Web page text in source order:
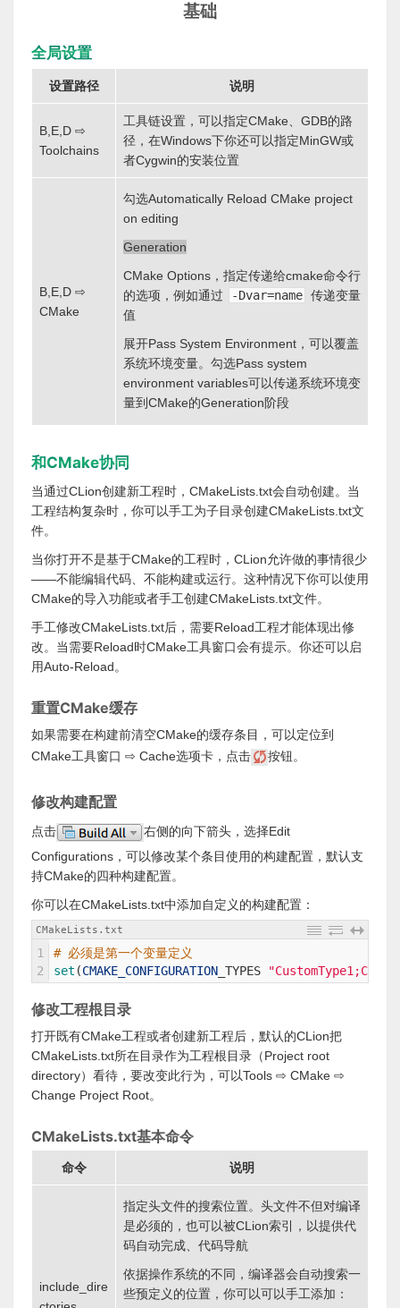
基础
全局设置
设置路径 说明
B,E,D ⇨
Toolchains
工具链设置，可以指定CMake、GDB的路
径，在Windows下你还可以指定MinGW或
者Cygwin的安装位置
B,E,D ⇨
CMake
勾选Automatically Reload CMake project
on editing
Generation
CMake Options，指定传递给cmake命令行
的选项，例如通过
-Dvar=name 传递变量
值
展开Pass System Environment，可以覆盖
系统环境变量。勾选Pass system
environment variables可以传递系统环境变
量到CMake的Generation阶段
和CMake协同
当通过CLion创建新工程时，CMakeLists.txt会自动创建。当
工程结构复杂时，你可以手工为子目录创建CMakeLists.txt文
件。
当你打开不是基于CMake的工程时，CLion允许做的事情很少
——不能编辑代码、不能构建或运行。这种情况下你可以使用
CMake的导入功能或者手工创建CMakeLists.txt文件。
手工修改CMakeLists.txt后，需要Reload工程才能体现出修
改。当需要Reload时CMake工具窗口会有提示。你还可以启
用Auto-Reload。
重置CMake缓存
如果需要在构建前清空CMake的缓存条目，可以定位到
CMake工具窗口 ⇨ Cache选项卡，点击
按钮。
修改构建配置
点击
右侧的向下箭头，选择Edit
Configurations，可以修改某个条目使用的构建配置，默认支
持CMake的四种构建配置。
你可以在CMakeLists.txt中添加自定义的构建配置：
CMakeLists.txt
1
2
# 必须是第一个变量定义
set (CMAKE_CONFIGURATION TYPES
修改工程根目录
打开既有CMake工程或者创建新工程后，默认的CLion把
CMakeLists.txt所在目录作为工程根目录（Project root
directory）看待，要改变此行为，可以Tools ⇨ CMake ⇨
Change Project Root。
CMakeLists.txt基本命令
命令 说明
include_dire
指定头文件的搜索位置。头文件不但对编译
是必须的，也可以被CLion索引，以提供代
码自动完成、代码导航
依据操作系统的不同，编译器会自动搜索一
些预定义的位置，你可以可以手工添加：